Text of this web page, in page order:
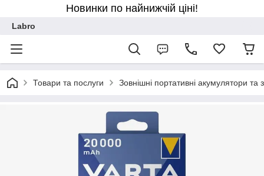
Новинки по найнижчій ціні!
Labro
Товари та послуги Зовнішні портативні акумулятори та